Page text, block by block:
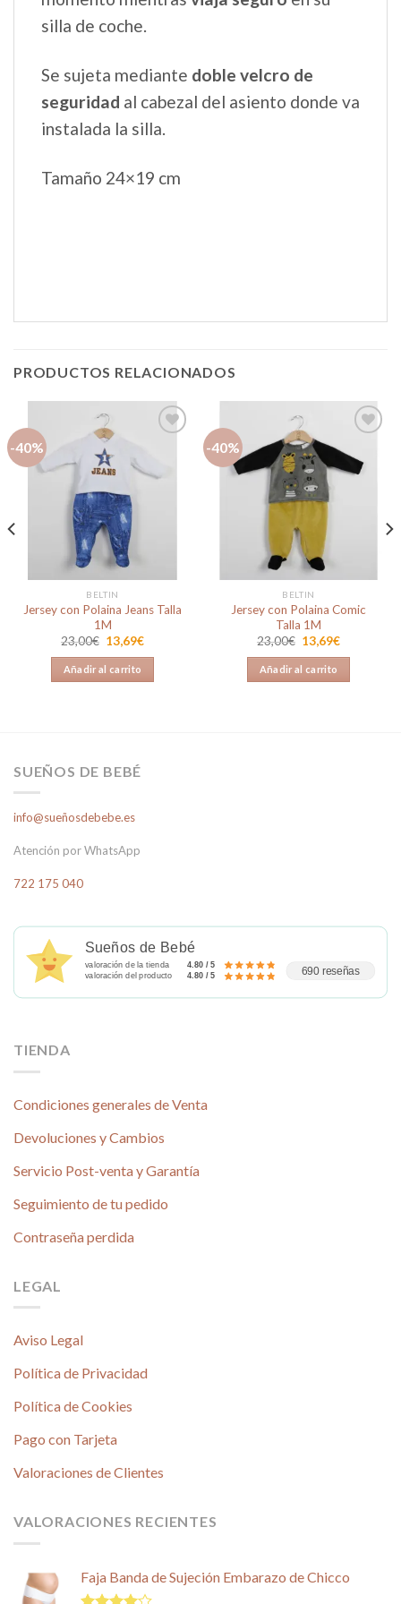
silla de coche.
Se sujeta mediante doble velcro de
seguridad al cabezal del asiento donde va
instalada la silla.
Tamaño 24×19 cm
PRODUCTOS RELACIONADOS
-40%
Añadir
BELTIN
Jersey con Polaina Jeans Talla
1M
23,00€ El
precio
original
era:
23,00€.
13,69€El
13,69€.
Añadir al carrito
-40%
Añadir
BELTIN
Jersey con Polaina Comic
Talla 1M
23,00€ El
precio
original
era:
23,00€.
13,69€El
13,69€.
Añadir al carrito
SUEÑOS DE BEBÉ
info@sueñosdebebe.es
Atención por WhatsApp
722 175 040
Sueños de Bebé
valoración de la tienda
4.80 / 5
valoración del producto
4.80 / 5 690 reseñas
TIENDA
Condiciones generales de Venta
Devoluciones y Cambios
Servicio Post-venta y Garantía
Seguimiento de tu pedido
Contraseña perdida
LEGAL
Aviso Legal
Política de Privacidad
Política de Cookies
Pago con Tarjeta
Valoraciones de Clientes
VALORACIONES RECIENTES
Faja Banda de Sujeción Embarazo de Chicco